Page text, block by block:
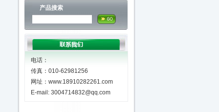
产品搜索
电话：
传真：010-62981256
网址：www.18910282261.com
E-mail: 3004714832@qq.com